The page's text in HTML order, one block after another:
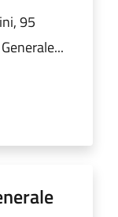
95